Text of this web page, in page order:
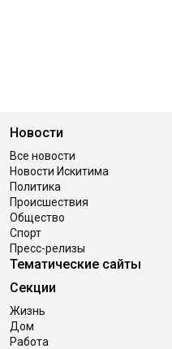
Новости
Все новости
Новости Искитима
Политика
Происшествия
Общество
Спорт
Пресс-релизы
Тематические сайты
Секции
Жизнь
Дом
Работа